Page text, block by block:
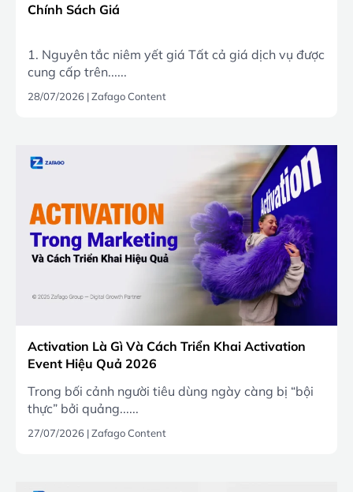
Chính Sách Giá
1. Nguyên tắc niêm yết giá Tất cả giá dịch vụ được
cung cấp trên......
28/07/2026 |Zafago Content
Activation Là Gì Và Cách Triển Khai Activation
Event Hiệu Quả 2026
Trong bối cảnh người tiêu dùng ngày càng bị “bội
thực” bởi quảng......
27/07/2026 |Zafago Content